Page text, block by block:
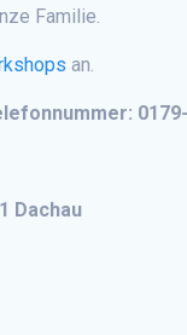
Familie.
an.
Dachau